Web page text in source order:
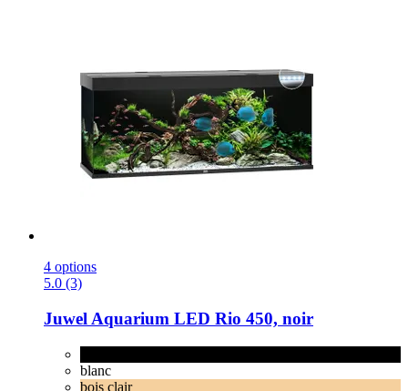
4 options
5.0 (3)
Juwel Aquarium LED Rio 450, noir
blanc
bois clair